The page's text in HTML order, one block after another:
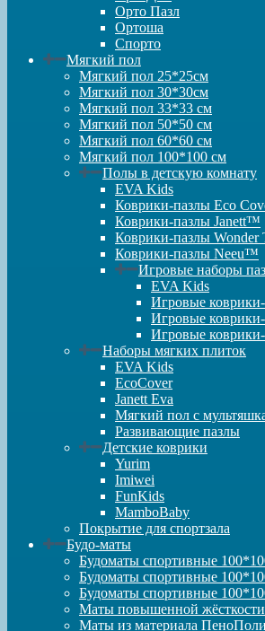
Орто Пазл
Ортоша
Спорто
Мягкий пол
Мягкий пол 25*25см
Мягкий пол 30*30см
Мягкий пол 33*33 см
Мягкий пол 50*50 см
Мягкий пол 60*60 см
Мягкий пол 100*100 см
Полы в детскую комнату
EVA Kids
Коврики-пазлы Eco
Коврики-пазлы Janett™
Коврики-пазлы
Коврики-пазлы Neeu™
Игровые наборы
EVA Kids
Игровые
Игровые
Игровые
Наборы мягких плиток
EVA Kids
EcoCover
Janett Eva
Мягкий пол с
Развивающие пазлы
Детские коврики
Yurim
Imiwei
FunKids
MamboBaby
Покрытие для спортзала
Будо-маты
Будоматы спортивные
Будоматы спортивные
Будоматы спортивные
Маты повышенной
Маты из материала